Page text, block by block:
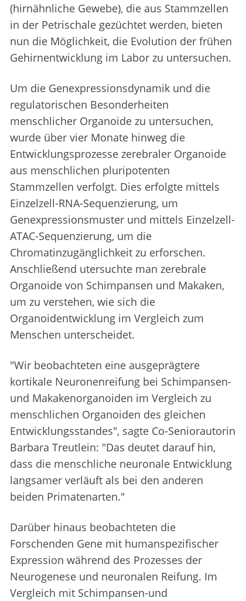
(hirnähnliche Gewebe), die aus Stammzellen
in der Petrischale gezüchtet werden, bieten
nun die Möglichkeit, die Evolution der frühen
Gehirnentwicklung im Labor zu untersuchen.
Um die Genexpressionsdynamik und die
regulatorischen Besonderheiten
menschlicher Organoide zu untersuchen,
wurde über vier Monate hinweg die
Entwicklungsprozesse zerebraler Organoide
aus menschlichen pluripotenten
Stammzellen verfolgt. Dies erfolgte mittels
Einzelzell-RNA-Sequenzierung, um
Genexpressionsmuster und mittels Einzelzell-
ATAC-Sequenzierung, um die
Chromatinzugänglichkeit zu erforschen.
Anschließend utersuchte man zerebrale
Organoide von Schimpansen und Makaken,
um zu verstehen, wie sich die
Organoidentwicklung im Vergleich zum
Menschen unterscheidet.
"Wir beobachteten eine ausgeprägtere
kortikale Neuronenreifung bei Schimpansen-
und Makakenorganoiden im Vergleich zu
menschlichen Organoiden des gleichen
Entwicklungsstandes", sagte Co-Seniorautorin
Barbara Treutlein: "Das deutet darauf hin,
dass die menschliche neuronale Entwicklung
langsamer verläuft als bei den anderen
beiden Primatenarten."
Darüber hinaus beobachteten die
Forschenden Gene mit humanspezifischer
Expression während des Prozesses der
Neurogenese und neuronalen Reifung. Im
Vergleich mit Schimpansen-und